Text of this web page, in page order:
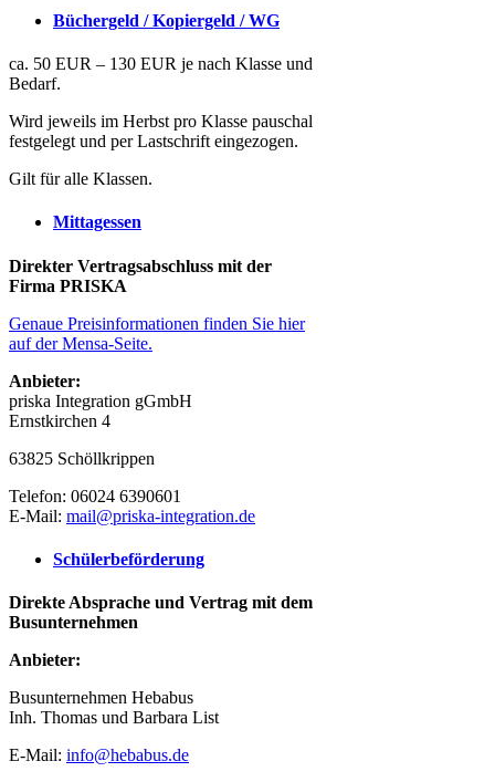
Büchergeld / Kopiergeld / WG
ca. 50 EUR – 130 EUR je nach Klasse und
Bedarf.
Wird jeweils im Herbst pro Klasse pauschal
festgelegt und per Lastschrift eingezogen.
Gilt für alle Klassen.
Mittagessen
Direkter Vertragsabschluss mit der
Firma PRISKA
Genaue Preisinformationen finden Sie hier
auf der Mensa-Seite.
Anbieter:
priska Integration gGmbH
Ernstkirchen 4
63825 Schöllkrippen
Telefon: 06024 6390601
E-Mail: mail@priska-integration.de
Schülerbeförderung
Direkte Absprache und Vertrag mit dem
Busunternehmen
Anbieter:
Busunternehmen Hebabus
Inh. Thomas und Barbara List
E-Mail: info@hebabus.de